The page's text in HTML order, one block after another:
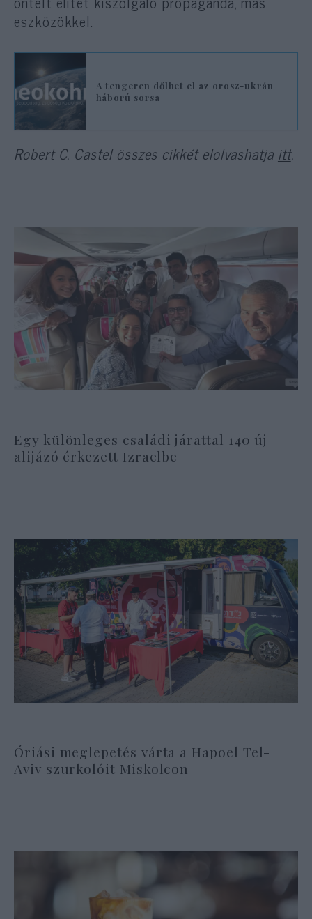
eszközökkel.
A tengeren dőlhet el az orosz-ukrán
háború sorsa
Robert C. Castel összes cikkét elolvashatja itt.
Egy különleges családi járattal 140 új
alijázó érkezett Izraelbe
Óriási meglepetés várta a Hapoel Tel-
Aviv szurkolóit Miskolcon